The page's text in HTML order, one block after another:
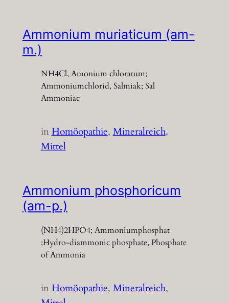
Ammonium muriaticum (am-
m.)
NH4Cl, Amonium chloratum;
Ammoniumchlorid, Salmiak; Sal
Ammoniac
inHomöopathie, Mineralreich
Mittel
Ammonium phosphoricum
(am-p.)
(NH4)2HPO4; Ammoniumphosphat
;Hydro-diammonic phosphate, Phosphate
of Ammonia
inHomöopathie, Mineralreich